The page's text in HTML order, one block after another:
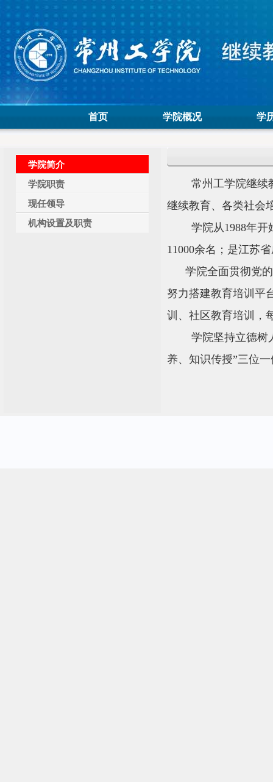
首页 学院概况 学
学院简介
学院职责
现任领导
机构设置及职责
常州工学院继续
继续教育、各类社会
学院从1988年开
11000余名；是江苏
学院全面贯彻党
努力搭建教育培训平
训、社区教育培训，
学院坚持立德树
养、知识传授”三位